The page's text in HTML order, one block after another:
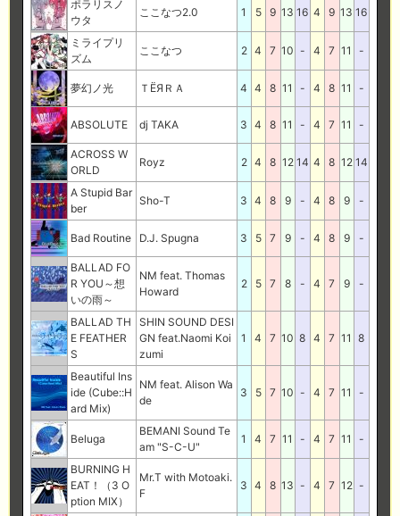
ポラリスノ
ウタ
ここなつ2.0 1 5 9 13 16 4 9 13 16
ミライプリ
ズム
ここなつ 2 4 7 10 - 4 7 11 -
夢幻ノ光 ＴЁЯＲＡ 4 4 8 11 - 4 8 11 -
ABSOLUTE dj TAKA 3 4 8 11 - 4 7 11 -
ACROSS W
ORLD
Royz 2 4 8 12 14 4 8 12 14
A Stupid Bar
ber
Sho-T 3 4 8 9 - 4 8 9 -
Bad Routine D.J. Spugna 3 5 7 9 - 4 8 9 -
BALLAD FO
R YOU～想
いの雨～
NM feat. Thomas
Howard
2 5 7 8 - 4 7 9 -
BALLAD TH
E FEATHER
S
SHIN SOUND DESI
GN feat.Naomi Koi
zumi
1 4 7 10 8 4 7 11 8
Beautiful Ins
ide (Cube::H
ard Mix)
NM feat. Alison Wa
de
3 5 7 10 - 4 7 11 -
Beluga
BEMANI Sound Te
am "S-C-U"
1 4 7 11 - 4 7 11 -
BURNING H
EAT！（3 O
ption MIX）
Mr.T with Motoaki.
F
3 4 8 13 - 4 7 12 -